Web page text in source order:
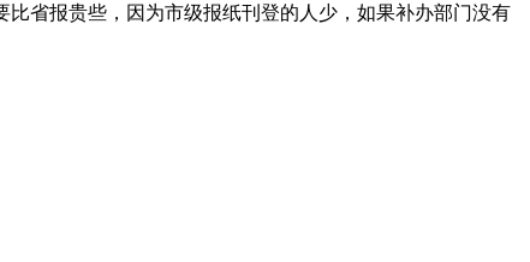
省报贵些，因为市级报纸刊登的人少，如果补办部门没有